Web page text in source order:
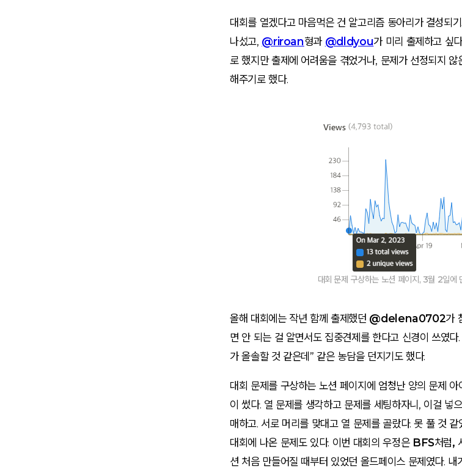
대회를 열겠다고 마음먹은 건 알고리즘 동아리가 결성되
나섰고, @riroan형과 @dldyou가 미리 출제하고 싶
로 했지만 출제에 어려움을 겪었거나, 문제가 선정되지
해주기로 했다.
대회 문제 구상하는 노션 페이지, 3월 2일에
올해 대회에는 작년 함께 출제했던 @delena0702가
면 안 되는 걸 알면서도 집중견제를 한다고 신경이 쓰였
가 올솔할 것 같은데” 같은 농담을 던지기도 했다.
대회 문제를 구상하는 노션 페이지에 엄청난 양의 문제
이 썼다. 열 문제를 생각하고 문제를 세팅하자니, 이걸 넣
매하고. 서로 머리를 맞대고 열 문제를 골랐다. 못 풀 것
대회에 나온 문제도 있다. 이번 대회의우정은 BFS처럼,
션 처음 만들어질 때부터 있었던 올드페이스 문제였다.